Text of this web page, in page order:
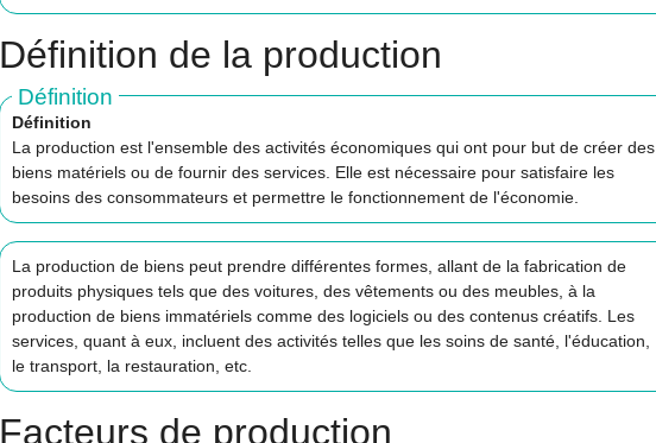
Définition de la production
Définition
Définition
La production est l'ensemble des activités économiques qui ont pour but de créer des
biens matériels ou de fournir des services. Elle est nécessaire pour satisfaire les
besoins des consommateurs et permettre le fonctionnement de l'économie.
La production de biens peut prendre différentes formes, allant de la fabrication de
produits physiques tels que des voitures, des vêtements ou des meubles, à la
production de biens immatériels comme des logiciels ou des contenus créatifs. Les
services, quant à eux, incluent des activités telles que les soins de santé, l'éducation,
le transport, la restauration, etc.
Facteurs de production